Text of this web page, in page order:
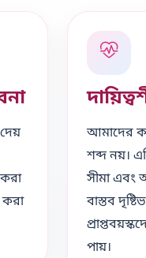
করা
আমাদের
শব্দ নয়।
সীমা এবং
বাস্তব
পায়।